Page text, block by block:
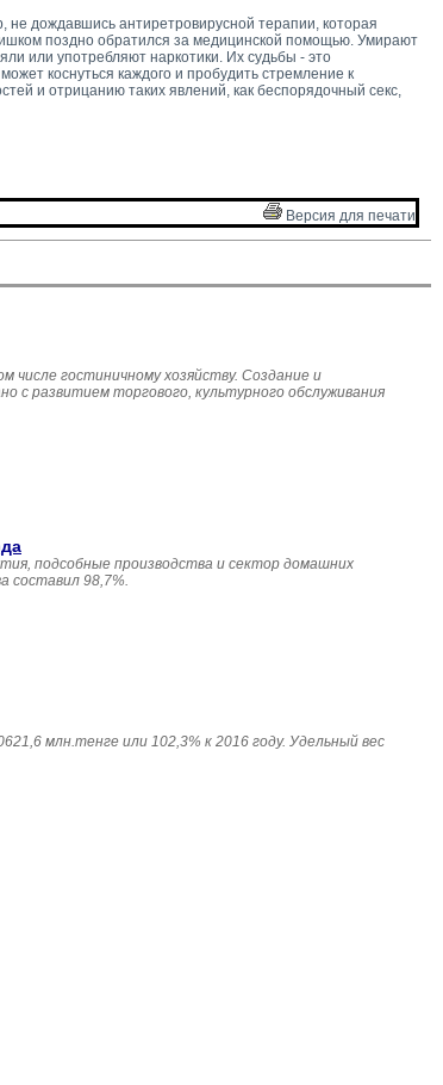
дождавшись антиретровирусной терапии, которая
поздно обратился за медицинской помощью. Умирают
или употребляют наркотики. Их судьбы - это
коснуться каждого и пробудить стремление к
и отрицанию таких явлений, как беспорядочный секс,
Версия для печати
гостиничному хозяйству. Создание и
с развитием торгового, культурного обслуживания
подсобные производства и сектор домашних
составил 98,7%.
млн.тенге или 102,3% к 2016 году. Удельный вес